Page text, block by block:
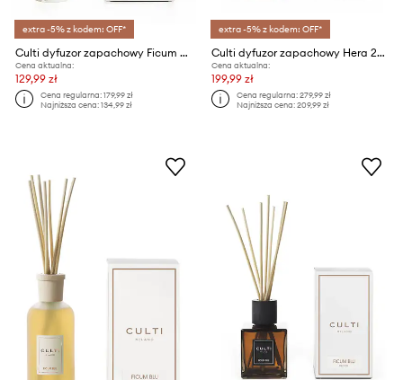
extra -5% z kodem: OFF*
Culti dyfuzor zapachowy Ficum Blu 100 ml
Cena aktualna:
129,99 zł
Cena regularna:179,99 zł
Najniższa cena:134,99 zł
extra -5% z kodem: OFF*
Culti dyfuzor zapachowy Hera 250 ml
Cena aktualna:
199,99 zł
Cena regularna:279,99 zł
Najniższa cena:209,99 zł